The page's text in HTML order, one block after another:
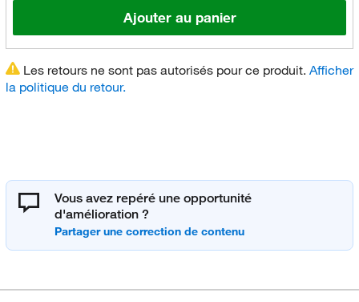
Ajouter au panier
Les retours ne sont pas autorisés pour ce produit. Afficher
la politique du retour.
Vous avez repéré une opportunité
d'amélioration ?